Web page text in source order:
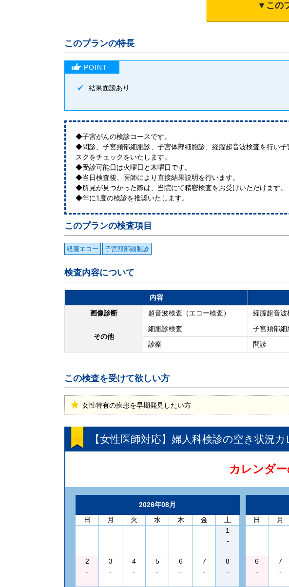
▼この
このプランの特長
結果面談あり
◆子宮がんの検診コースです。
◆問診、子宮頸部細胞診、子宮体部細胞診、経膣超音波検査を行い子
スクをチェックをいたします。
◆受診可能日は火曜日と木曜日です。
◆当日検査後、医師により直接結果説明を行います。
◆所見が見つかった際は、当院にて精密検査をお受けいただけます。
◆年に1度の検診を推奨いたします。
このプランの検査項目
経膣エコー 子宮頸部細胞診
検査内容について
内容
画像診断
超音波検査（エコー検査） 経膣超音波
その他
細胞診検査
子宮頚部細
診察
問診
この検査を受けて欲しい方
女性特有の疾患を早期発見したい方
【女性医師対応】婦人科検診の空き状況カ
カレンダ
2026年08月
日
月 火 水 木 金
土
1
-
2
-
3
-
4
-
5
-
6
-
7
-
8
-
日
月
6
-
7
-